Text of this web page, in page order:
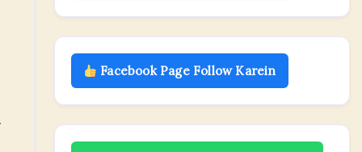
Facebook Page Follow Karein